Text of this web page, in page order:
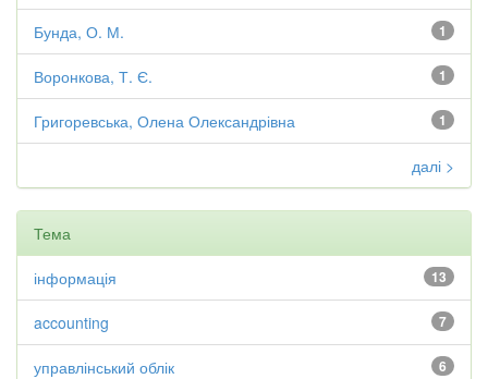
1
Бунда, О. М.
1
Воронкова, Т. Є.
1
Григоревська, Олена Олександрівна
далі >
Тема
13
інформація
7
accounting
6
управлінський облік